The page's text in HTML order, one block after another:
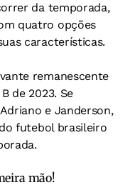
da temporada,
quatro opções
características.
remanescente
de 2023. Se
e Janderson,
futebol brasileiro
mão!